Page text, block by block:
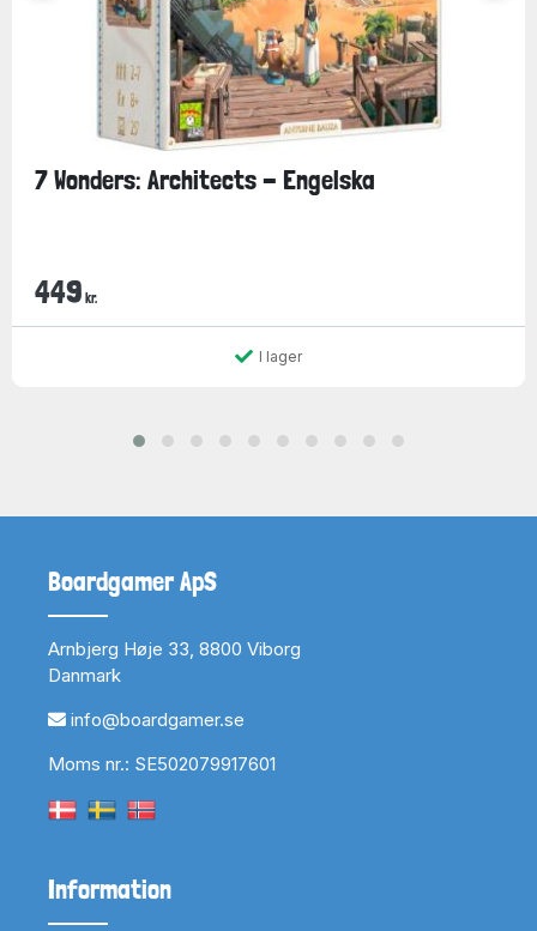
7 Wonders: Architects - Engelska
449 kr.
I lager
Boardgamer ApS
Arnbjerg Høje 33, 8800 Viborg
Danmark
info@boardgamer.se
Moms nr.: SE502079917601
Information